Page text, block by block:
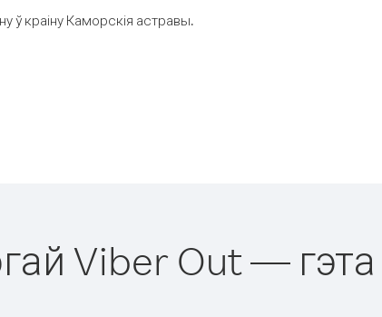
ў краіну Каморскія астравы.
Viber Out — гэта